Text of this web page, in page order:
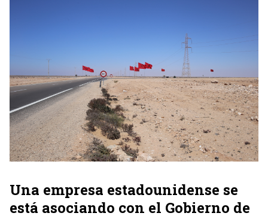
Una empresa estadounidense se
está asociando con el Gobierno de